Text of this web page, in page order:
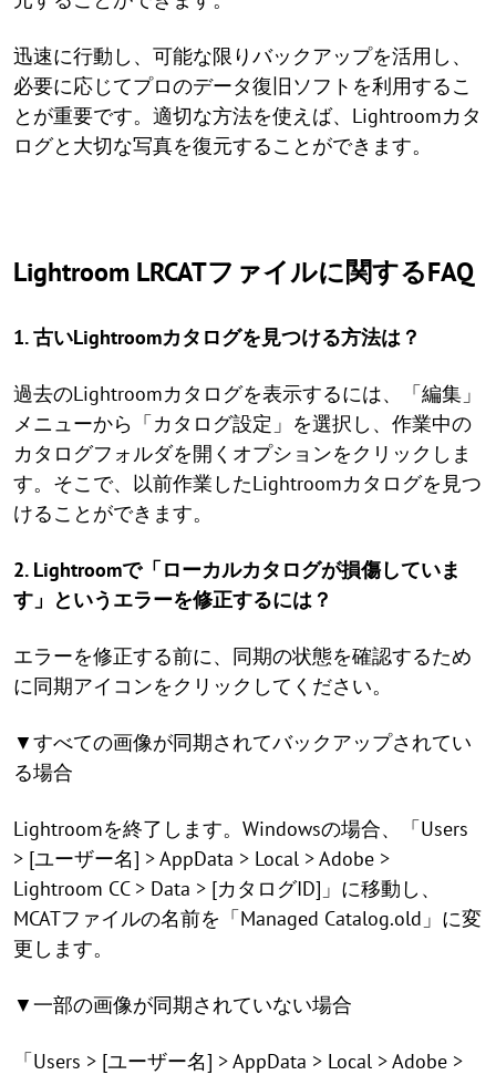
迅速に行動し、可能な限りバックアップを活用し、
必要に応じてプロのデータ復旧ソフトを利用するこ
とが重要です。適切な方法を使えば、Lightroomカタ
ログと大切な写真を復元することができます。
Lightroom LRCATファイルに関するFAQ
1. 古いLightroomカタログを見つける方法は？
過去のLightroomカタログを表示するには、「編集」
メニューから「カタログ設定」を選択し、作業中の
カタログフォルダを開くオプションをクリックしま
す。そこで、以前作業したLightroomカタログを見つ
けることができます。
2. Lightroomで「ローカルカタログが損傷していま
す」というエラーを修正するには？
エラーを修正する前に、同期の状態を確認するため
に同期アイコンをクリックしてください。
▼すべての画像が同期されてバックアップされてい
る場合
Lightroomを終了します。Windowsの場合、「Users
> [ユーザー名] > AppData > Local > Adobe >
Lightroom CC > Data > [カタログID]」に移動し、
MCATファイルの名前を「Managed Catalog.old」に変
更します。
▼一部の画像が同期されていない場合
「Users > [ユーザー名] > AppData > Local > Adobe >